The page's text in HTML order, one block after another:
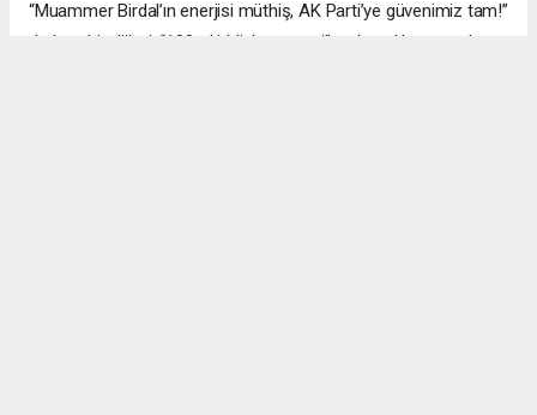
“Muammer Birdal’ın enerjisi müthiş, AK Parti’ye güvenimiz tam!”
derken, bir diğeri, “100 yıl iddialı, ama millet desteklerse neden